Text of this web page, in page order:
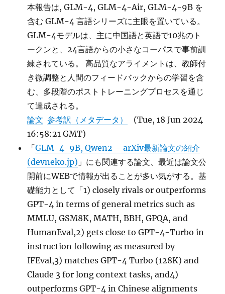
本報告は, GLM-4, GLM-4-Air, GLM-4-9B を
含む GLM-4 言語シリーズに主眼を置いている。
GLM-4モデルは、主に中国語と英語で10兆のト
ークンと、24言語からの小さなコーパスで事前訓
練されている。 高品質なアライメントは、教師付
き微調整と人間のフィードバックからの学習を含
む、多段階のポストトレーニングプロセスを通じ
て達成される。
論文 参考訳（メタデータ）
(Tue, 18 Jun 2024
16:58:21 GMT)
「GLM-4-9B, Qwen2 – arXiv最新論文の紹介
(devneko.jp) 」にも関連する論文、最近は論文公
開前にWEBで情報が出ることが多い気がする。基
礎能力として「1) closely rivals or outperforms
GPT-4 in terms of general metrics such as
MMLU, GSM8K, MATH, BBH, GPQA, and
HumanEval,2) gets close to GPT-4-Turbo in
instruction following as measured by
IFEval,3) matches GPT-4 Turbo (128K) and
Claude 3 for long context tasks, and4)
outperforms GPT-4 in Chinese alignments